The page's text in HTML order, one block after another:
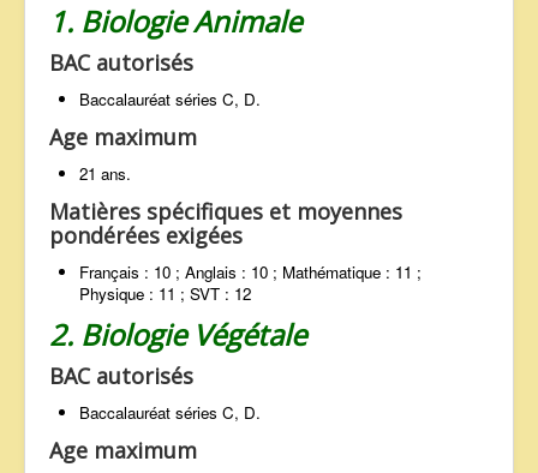
1. Biologie Animale
BAC autorisés
Baccalauréat séries C, D.
Age maximum
21 ans.
Matières spécifiques et moyennes
pondérées exigées
Français : 10 ; Anglais : 10 ; Mathématique : 11 ;
Physique : 11 ; SVT : 12
2. Biologie Végétale
BAC autorisés
Baccalauréat séries C, D.
Age maximum